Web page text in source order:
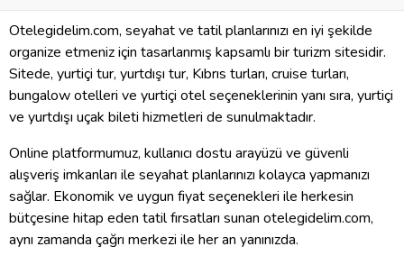
Otelegidelim.com, seyahat ve tatil planlarınızı en iyi şekilde
organize etmeniz için tasarlanmış kapsamlı bir turizm sitesidir.
Sitede, yurtiçi tur, yurtdışı tur, Kıbrıs turları, cruise turları,
bungalow otelleri ve yurtiçi otel seçeneklerinin yanı sıra, yurtiçi
ve yurtdışı uçak bileti hizmetleri de sunulmaktadır.
Online platformumuz, kullanıcı dostu arayüzü ve güvenli
alışveriş imkanları ile seyahat planlarınızı kolayca yapmanızı
sağlar. Ekonomik ve uygun fiyat seçenekleri ile herkesin
bütçesine hitap eden tatil fırsatları sunan otelegidelim.com,
aynı zamanda çağrı merkezi ile her an yanınızda.